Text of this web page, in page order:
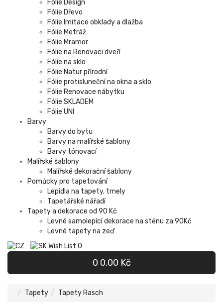
Fólie Design
Fólie Dřevo
Fólie Imitace obklady a dlažba
Fólie Metráž
Fólie Mramor
Fólie na Renovaci dveří
Fólie na sklo
Fólie Natur přírodní
Fólie protisluneční na okna a sklo
Fólie Renovace nábytku
Fólie SKLADEM
Fólie UNI
Barvy
Barvy do bytu
Barvy na malířské šablony
Barvy tónovací
Malířské šablony
Malířské dekorační šablony
Pomůcky pro tapetování
Lepidla na tapety, tmely
Tapetářské nářadí
Tapety a dekorace od 90 Kč
Levné samolepící dekorace na stěnu za 90Kč
Levné tapety na zeď
Wish List 0
0 0.00 Kč
Tapety Tapety Rasch